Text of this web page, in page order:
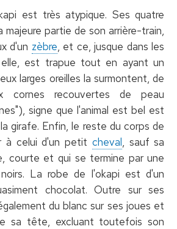
est très atypique. Ses quatre
majeure partie de son arrière-train,
d'un zèbre, et ce, jusque dans les
est trapue tout en ayant un
larges oreilles la surmontent, de
cornes recouvertes de peau
signe que l'animal est bel est
girafe. Enfin, le reste du corps de
à celui d'un petit cheval, sauf sa
courte et qui se termine par une
La robe de l'okapi est d'un
chocolat. Outre sur ses
du blanc sur ses joues et
sa tête, excluant toutefois son